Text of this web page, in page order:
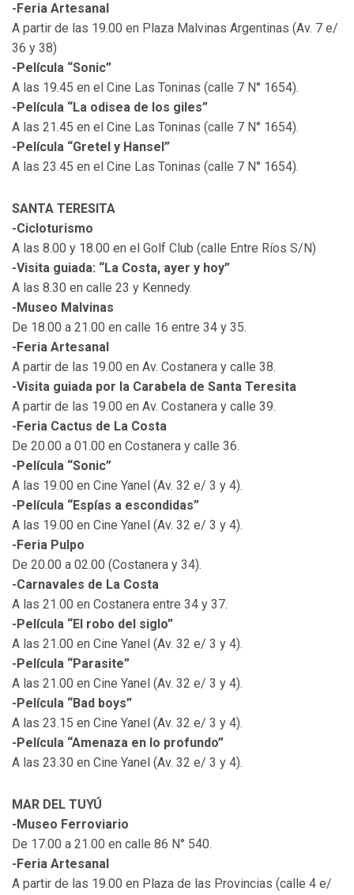
-Feria Artesanal
A partir de las 19.00 en Plaza Malvinas Argentinas (Av. 7 e/
36 y 38)
-Película “Sonic”
A las 19.45 en el Cine Las Toninas (calle 7 N° 1654).
-Película “La odisea de los giles”
A las 21.45 en el Cine Las Toninas (calle 7 N° 1654).
-Película “Gretel y Hansel”
A las 23.45 en el Cine Las Toninas (calle 7 N° 1654).
SANTA TERESITA
-Cicloturismo
A las 8.00 y 18.00 en el Golf Club (calle Entre Ríos S/N)
-Visita guiada: “La Costa, ayer y hoy”
A las 8.30 en calle 23 y Kennedy.
-Museo Malvinas
De 18.00 a 21.00 en calle 16 entre 34 y 35.
-Feria Artesanal
A partir de las 19.00 en Av. Costanera y calle 38.
-Visita guiada por la Carabela de Santa Teresita
A partir de las 19.00 en Av. Costanera y calle 39.
-Feria Cactus de La Costa
De 20.00 a 01.00 en Costanera y calle 36.
-Película “Sonic”
A las 19.00 en Cine Yanel (Av. 32 e/ 3 y 4).
-Película “Espías a escondidas”
A las 19.00 en Cine Yanel (Av. 32 e/ 3 y 4).
-Feria Pulpo
De 20.00 a 02.00 (Costanera y 34).
-Carnavales de La Costa
A las 21.00 en Costanera entre 34 y 37.
-Película “El robo del siglo”
A las 21.00 en Cine Yanel (Av. 32 e/ 3 y 4).
-Película “Parasite”
A las 21.00 en Cine Yanel (Av. 32 e/ 3 y 4).
-Película “Bad boys”
A las 23.15 en Cine Yanel (Av. 32 e/ 3 y 4).
-Película “Amenaza en lo profundo”
A las 23.30 en Cine Yanel (Av. 32 e/ 3 y 4).
MAR DEL TUYÚ
-Museo Ferroviario
De 17.00 a 21.00 en calle 86 N° 540.
-Feria Artesanal
A partir de las 19.00 en Plaza de las Provincias (calle 4 e/